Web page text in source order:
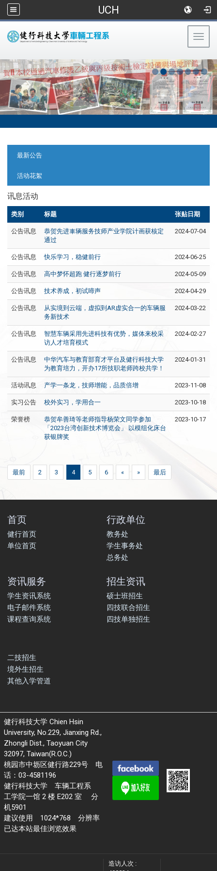
UCH
最新公告
活动花絮
讯息活动
类别 标题 张贴日期
公告讯息
恭贺先进車辆服务技师产业学院计画获核定
通过
2024-07-04
公告讯息 快乐学习，稳健前行 2024-06-25
公告讯息 高中梦怀超跑 健行逐梦前行 2024-05-09
公告讯息 技术养成，初试啼声 2024-04-29
公告讯息
从实境到云端，虚拟到AR虚实合一的车辆服
务新技术
2024-03-22
公告讯息
智慧车辆采用先进科技有优势，媒体来校采
访人才培育模式
2024-02-27
公告讯息
中华汽车与教育部育才平台及健行科技大学
为教育培力，开办17所技职老师跨校共学！
2024-01-31
活动讯息 产学一条龙，技师增能，品质倍增 2023-11-08
实习公告 校外实习，学用合一 2023-10-18
荣誉榜
恭贺牟善琦等老师指导杨荣文同学参加
「2023台湾创新技术博览会」 以模组化床台
获银牌奖
2023-10-17
最前 2 3 4 5 6 « » 最后
首页
健行首页
单位首页
行政单位
教务处
学生事务处
总务处
资讯服务
学生资讯系统
电子邮件系统
课程查询系统
招生资讯
硕士班招生
四技联合招生
四技单独招生
二技招生
境外生招生
其他入学管道
健行科技大学 Chien Hsin
University, No.229, Jianxing Rd.,
Zhongli Dist., Taoyuan City
32097, Taiwan(R.O.C.)
桃园市中坜区健行路229号 电
话：03-4581196
健行科技大学 车辆工程系
工学院一馆 2 楼 E202 室 分
机5901
建议使用 1024*768 分辨率
已达本站最佳浏览效果
造访人次 :